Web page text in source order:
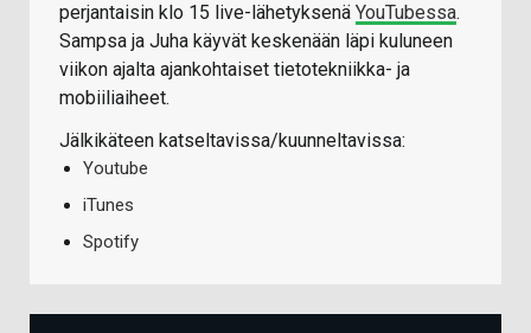
perjantaisin klo 15 live-lähetyksenä YouTubessa.
Sampsa ja Juha käyvät keskenään läpi kuluneen
viikon ajalta ajankohtaiset tietotekniikka- ja
mobiiliaiheet.
Jälkikäteen katseltavissa/kuunneltavissa:
Youtube
iTunes
Spotify